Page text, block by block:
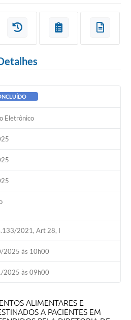
Eletrônico
2021, Art 28, I
2025 às 10h00
2025 às 09h00
ALIMENTARES E
A PACIENTES EM